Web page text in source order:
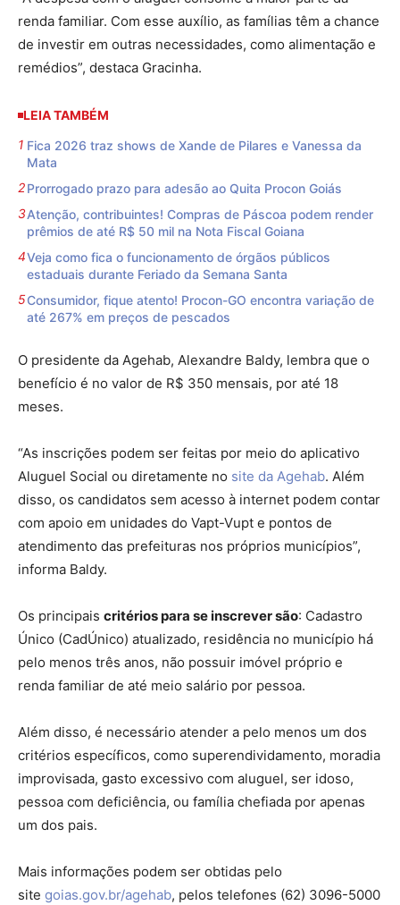
renda familiar. Com esse auxílio, as famílias têm a chance
de investir em outras necessidades, como alimentação e
remédios”, destaca Gracinha.
LEIA TAMBÉM
Fica 2026 traz shows de Xande de Pilares e Vanessa da
Mata
Prorrogado prazo para adesão ao Quita Procon Goiás
Atenção, contribuintes! Compras de Páscoa podem render
prêmios de até R$ 50 mil na Nota Fiscal Goiana
Veja como fica o funcionamento de órgãos públicos
estaduais durante Feriado da Semana Santa
Consumidor, fique atento! Procon-GO encontra variação de
até 267% em preços de pescados
O presidente da Agehab, Alexandre Baldy, lembra que o
benefício é no valor de R$ 350 mensais, por até 18
meses.
“As inscrições podem ser feitas por meio do aplicativo
Aluguel Social ou diretamente no site da Agehab. Além
disso, os candidatos sem acesso à internet podem contar
com apoio em unidades do Vapt-Vupt e pontos de
atendimento das prefeituras nos próprios municípios”,
informa Baldy.
Os principais critérios para se inscrever são: Cadastro
Único (CadÚnico) atualizado, residência no município há
pelo menos três anos, não possuir imóvel próprio e
renda familiar de até meio salário por pessoa.
Além disso, é necessário atender a pelo menos um dos
critérios específicos, como superendividamento, moradia
improvisada, gasto excessivo com aluguel, ser idoso,
pessoa com deficiência, ou família chefiada por apenas
um dos pais.
Mais informações podem ser obtidas pelo
site goias.gov.br/agehab, pelos telefones (62) 3096-5000